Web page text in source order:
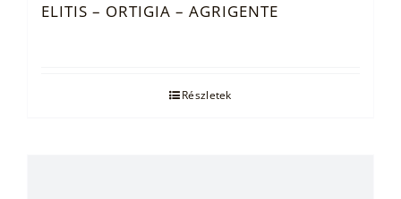
ELITIS – ORTIGIA – AGRIGENTE
Részletek